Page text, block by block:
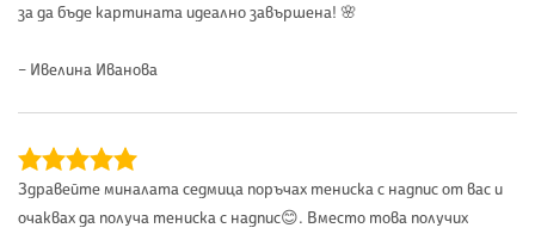
за да бъде картината идеално завършена! 🌸
– Ивелина Иванова
Здравейте миналата седмица поръчах тениска с надпис от вас и
очаквах да получа тениска с надпис😊. Вместо това получих